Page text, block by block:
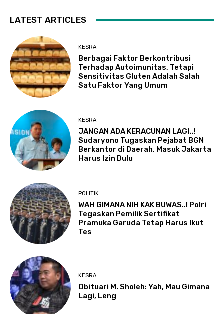
LATEST ARTICLES
KESRA
Berbagai Faktor Berkontribusi
Terhadap Autoimunitas, Tetapi
Sensitivitas Gluten Adalah Salah
Satu Faktor Yang Umum
KESRA
JANGAN ADA KERACUNAN LAGI..!
Sudaryono Tugaskan Pejabat BGN
Berkantor di Daerah, Masuk Jakarta
Harus Izin Dulu
POLITIK
WAH GIMANA NIH KAK BUWAS..! Polri
Tegaskan Pemilik Sertifikat
Pramuka Garuda Tetap Harus Ikut
Tes
KESRA
Obituari M. Sholeh: Yah, Mau Gimana
Lagi, Leng